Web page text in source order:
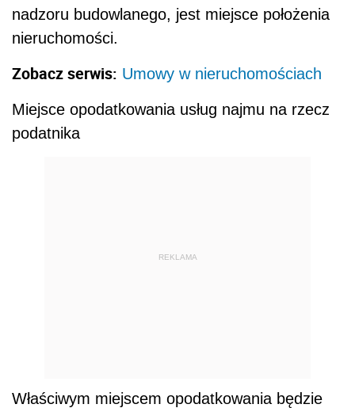
nadzoru budowlanego, jest miejsce położenia
nieruchomości.
Zobacz serwis: Umowy w nieruchomościach
Miejsce opodatkowania usług najmu na rzecz
podatnika
REKLAMA
Właściwym miejscem opodatkowania będzie